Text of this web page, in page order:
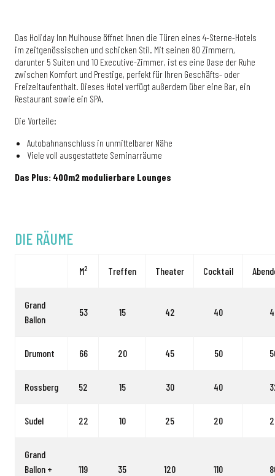
Das Holiday Inn Mulhouse öffnet Ihnen die Türen eines 4-Sterne-Hotels
im zeitgenössischen und schicken Stil. Mit seinen 80 Zimmern,
darunter 5 Suiten und 10 Executive-Zimmer, ist es eine Oase der Ruhe
zwischen Komfort und Prestige, perfekt für Ihren Geschäfts- oder
Freizeitaufenthalt. Dieses Hotel verfügt außerdem über eine Bar, ein
Restaurant sowie ein SPA.
Die Vorteile:
Autobahnanschluss in unmittelbarer Nähe
Viele voll ausgestattete Seminarräume
Das Plus: 400m2 modulierbare Lounges
DIE RÄUME
M2 Treffen Theater Cocktail
Grand
Ballon
53 15 42 40
Drumont 66 20 45 50
Rossberg 52 15 30 40
Sudel 22 10 25 20
Grand
Ballon +
119 35 120 110